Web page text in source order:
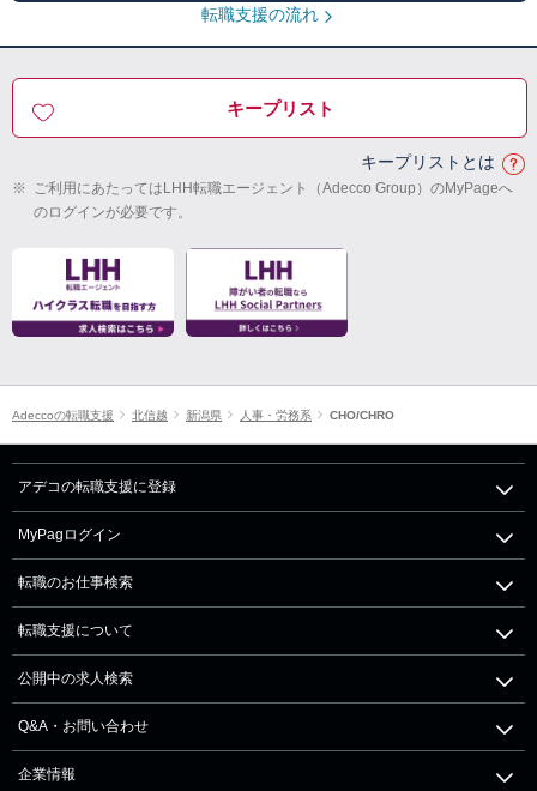
転職支援の流れ
キープリスト
キープリストとは
※ ご利用にあたってはLHH転職エージェント（Adecco Group）のMyPageへ
のログインが必要です。
Adeccoの転職支援 北信越 新潟県 人事・労務系 CHO/CHRO
アデコの転職支援に登録
MyPagログイン
転職のお仕事検索
転職支援について
公開中の求人検索
Q&A・お問い合わせ
企業情報